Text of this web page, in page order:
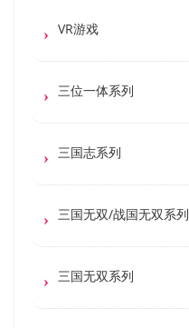
VR游戏
三位一体系列
三国志系列
三国无双/战国无双系列
三国无双系列